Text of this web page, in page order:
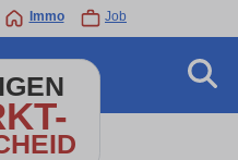
Immo Job